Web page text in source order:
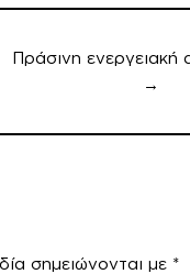
Πράσινη ενεργειακή
→
σημειώνονται με *